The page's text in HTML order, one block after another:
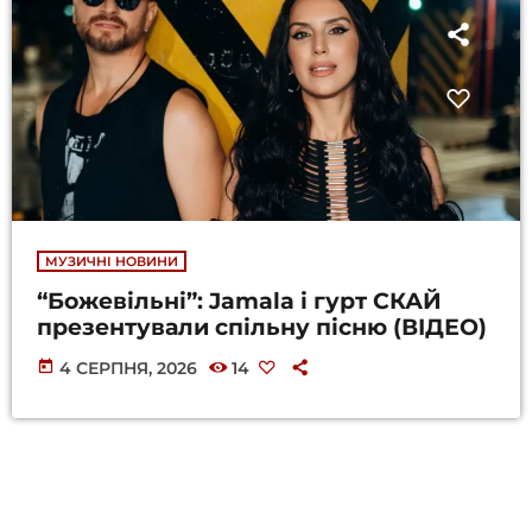
МУЗИЧНІ НОВИНИ
“Божевільні”: Jamala і гурт СКАЙ
презентували спільну пісню (ВІДЕО)
today 4 СЕРПНЯ, 2026 14